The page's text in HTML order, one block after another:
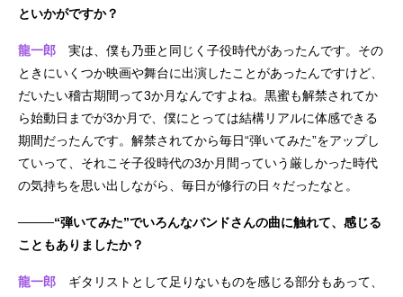
といかがですか？
龍一郎 実は、僕も乃亜と同じく子役時代があったんです。その
ときにいくつか映画や舞台に出演したことがあったんですけど、
だいたい稽古期間って3か月なんですよね。黒蜜も解禁されてか
ら始動日までが3か月で、僕にとっては結構リアルに体感できる
期間だったんです。解禁されてから毎日“弾いてみた”をアップし
ていって、それこそ子役時代の3か月間っていう厳しかった時代
の気持ちを思い出しながら、毎日が修行の日々だったなと。
────“弾いてみた”でいろんなバンドさんの曲に触れて、感じる
こともありましたか？
龍一郎 ギタリストとして足りないものを感じる部分もあって、